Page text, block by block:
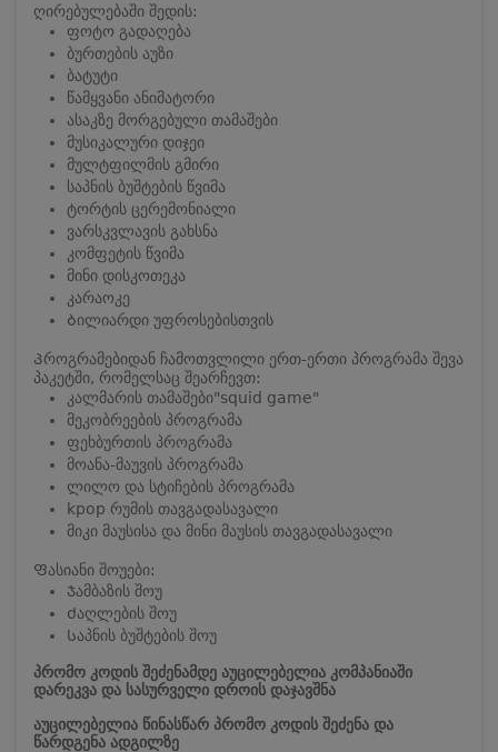
ღირებულებაში შედის:
ფოტო გადაღება
ბურთების აუზი
ბატუტი
წამყვანი ანიმატორი
ასაკზე მორგებული თამაშები
მუსიკალური დიჯეი
მულტფილმის გმირი
საპნის ბუშტების წვიმა
ტორტის ცერემონიალი
ვარსკვლავის გახსნა
კომფეტის წვიმა
მინი დისკოთეკა
კარაოკე
Ბილიარდი უფროსებისთვის
Პროგრამებიდან ჩამოთვლილი ერთ-ერთი პროგრამა შევა
პაკეტში, რომელსაც შეარჩევთ:
კალმარის თამაშები"squid game"
მეკობრეების პროგრამა
ფეხბურთის პროგრამა
მოანა-მაუვის პროგრამა
ლილო და სტიჩების პროგრამა
kpop რუმის თავგადასავალი
მიკი მაუსისა და მინი მაუსის თავგადასავალი
Ფასიანი შოუები:
Ჯამბაზის შოუ
Ძაღლების შოუ
Საპნის ბუშტების შოუ
პრომო კოდის შეძენამდე აუცილებელია კომპანიაში
დარეკვა და სასურველი დროის დაჯავშნა
აუცილებელია წინასწარ პრომო კოდის შეძენა და
წარდგენა ადგილზე